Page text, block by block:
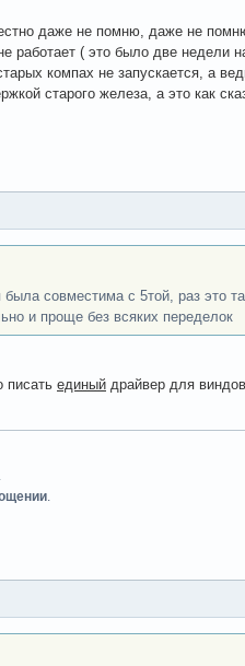
даже не помню, даже не
работает ( это было две недели
компах не запускается, а
старого железа, а это как
совместима с 5той, раз это
и проще без всяких переделок
писать единый драйвер для
.